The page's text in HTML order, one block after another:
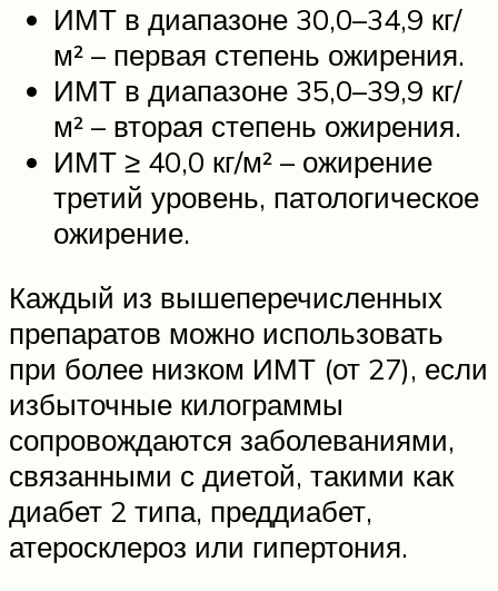
ИМТ в диапазоне 30,0–34,9 кг/
м² – первая степень ожирения.
ИМТ в диапазоне 35,0–39,9 кг/
м² – вторая степень ожирения.
ИМТ ≥ 40,0 кг/м² – ожирение
третий уровень, патологическое
ожирение.
Каждый из вышеперечисленных
препаратов можно использовать
при более низком ИМТ (от 27), если
избыточные килограммы
сопровождаются заболеваниями,
связанными с диетой, такими как
диабет 2 типа, преддиабет,
атеросклероз или гипертония.